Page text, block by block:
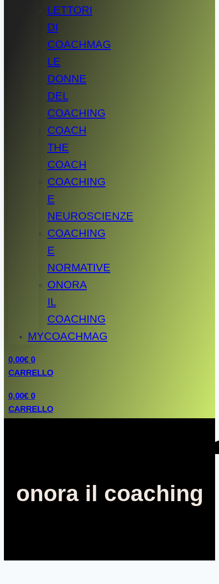
LETTORI
DI
COACHMAG
LE
DONNE
DEL
COACHING
COACH
THE
COACH
COACHING
E
NEUROSCIENZE
COACHING
E
NORMATIVE
ONORA
IL
COACHING
MYCOACHMAG
0,00€ 0
CARRELLO
0,00€ 0
CARRELLO
onora il coaching